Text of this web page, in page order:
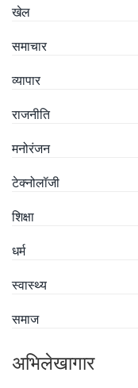
खेल
समाचार
व्यापार
राजनीति
मनोरंजन
टेक्नोलॉजी
शिक्षा
धर्म
स्वास्थ्य
समाज
अभिलेखागार